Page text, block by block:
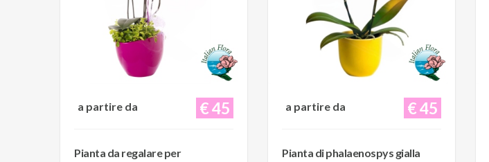
€ 45
a partire da
Pianta da regalare per
€ 45
a partire da
Pianta di phalaenospys gialla